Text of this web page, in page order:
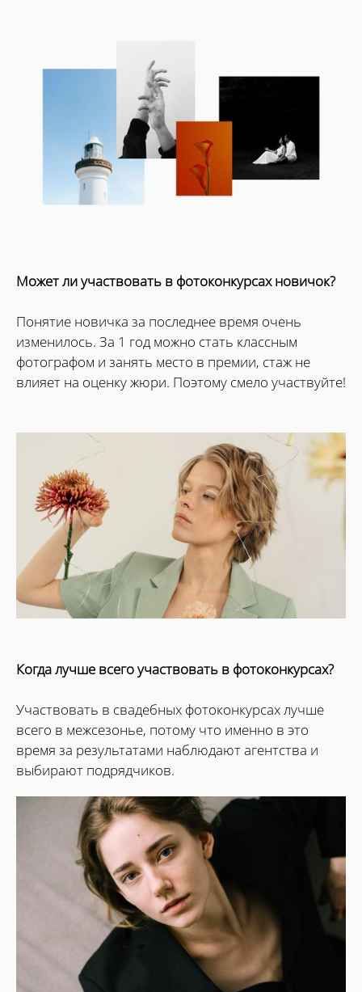
Может ли участвовать в фотоконкурсах новичок?
Понятие новичка за последнее время очень
изменилось. За 1 год можно стать классным
фотографом и занять место в премии, стаж не
влияет на оценку жюри. Поэтому смело участвуйте!
Когда лучше всего участвовать в фотоконкурсах?
Участвовать в свадебных фотоконкурсах лучше
всего в межсезонье, потому что именно в это
время за результатами наблюдают агентства и
выбирают подрядчиков.